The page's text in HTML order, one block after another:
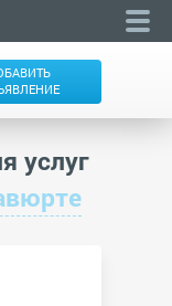
услуг